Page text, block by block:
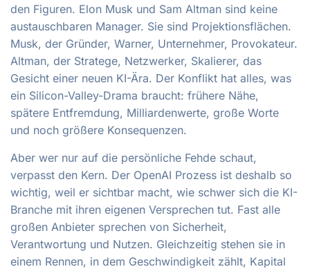
den Figuren. Elon Musk und Sam Altman sind keine
austauschbaren Manager. Sie sind Projektionsflächen.
Musk, der Gründer, Warner, Unternehmer, Provokateur.
Altman, der Stratege, Netzwerker, Skalierer, das
Gesicht einer neuen KI-Ära. Der Konflikt hat alles, was
ein Silicon-Valley-Drama braucht: frühere Nähe,
spätere Entfremdung, Milliardenwerte, große Worte
und noch größere Konsequenzen.
Aber wer nur auf die persönliche Fehde schaut,
verpasst den Kern. Der OpenAI Prozess ist deshalb so
wichtig, weil er sichtbar macht, wie schwer sich die KI-
Branche mit ihren eigenen Versprechen tut. Fast alle
großen Anbieter sprechen von Sicherheit,
Verantwortung und Nutzen. Gleichzeitig stehen sie in
einem Rennen, in dem Geschwindigkeit zählt, Kapital